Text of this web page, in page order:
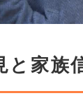
と家族